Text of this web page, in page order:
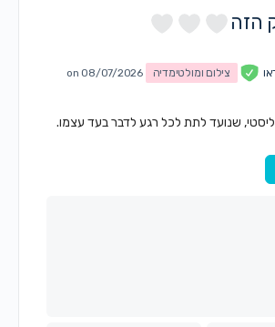
הזה
צילום ומולטימדיה
on 08/07/2026
שנועד לתת לכל רגע לדבר בעד עצמו.